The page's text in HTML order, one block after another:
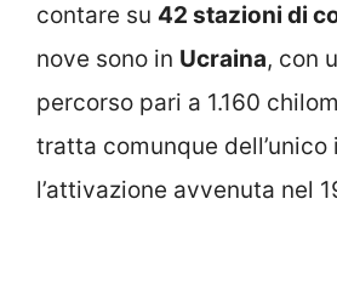
contare su 42 stazioni di
nove sono in Ucraina, con
percorso pari a 1.160
tratta comunque
l’attivazione avvenuta nel